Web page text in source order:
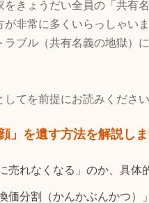
きょうだい全員の「共有
非常に多くいらっしゃい
ブル（共有名義の地獄）
てを前提にお読みください
」を遺す方法を解説しま
売れなくなる」のか、具体
価分割（かんかぶんかつ）